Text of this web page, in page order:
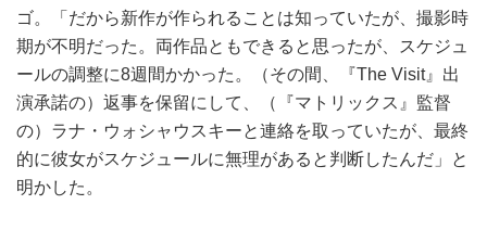
ゴ。「だから新作が作られることは知っていたが、撮影時
期が不明だった。両作品ともできると思ったが、スケジュ
ールの調整に8週間かかった。（その間、『The Visit』出
演承諾の）返事を保留にして、（『マトリックス』監督
の）ラナ・ウォシャウスキーと連絡を取っていたが、最終
的に彼女がスケジュールに無理があると判断したんだ」と
明かした。